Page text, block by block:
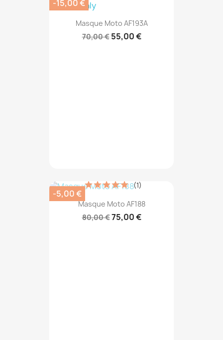
Masque Moto AF193A
70,00 € 55,00 €
-15,00 €
Masque Moto AF188
80,00 €75,00 €
(1)
-5,00 €